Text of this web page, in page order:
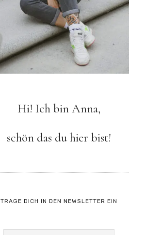
Hi! Ich bin Anna,
schön das du hier bist!
TRAGE DICH IN DEN NEWSLETTER EIN